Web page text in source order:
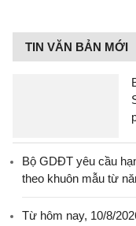
TIN VĂN BẢN MỚI
Bộ GDĐT yêu cầu
theo khuôn mẫu từ
Từ hôm nay, 10/8/